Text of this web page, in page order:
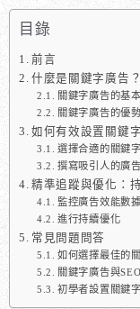
目錄
前言
什麼是關鍵字廣告
關鍵字廣告的基
關鍵字廣告的優勢
如何有效設置關鍵
選擇合適的關鍵字
撰寫吸引人的廣
精準追蹤與優化：
監控廣告效能數據
進行持續優化
常見問題問答
如何選擇最佳的
關鍵字廣告與
初學者設置關鍵